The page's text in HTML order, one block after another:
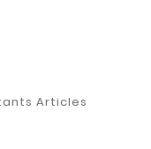
Articles